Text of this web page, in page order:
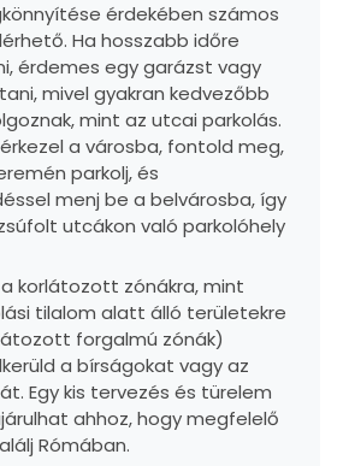
érdekében számos
Ha hosszabb időre
érdemes egy garázst vagy
mivel gyakran kedvezőbb
mint az utcai parkolás.
a városba, fontold meg,
parkolj, és
menj be a belvárosba, így
utcákon való parkolóhely
korlátozott zónákra, mint
tilalom alatt álló területekre
forgalmú zónák)
a bírságokat vagy az
Egy kis tervezés és türelem
ahhoz, hogy megfelelő
Rómában.